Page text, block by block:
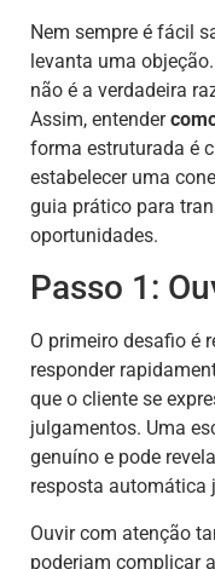
Nem sempre é fácil
levanta uma
não é a verdadeira
Assim, entender
forma estruturada é
estabelecer uma
guia prático para
oportunidades.
Passo 1:
O primeiro desafio é
responder
que o cliente se
julgamentos. Uma
genuíno e pode
resposta automática
Ouvir com atenção
poderiam complicar